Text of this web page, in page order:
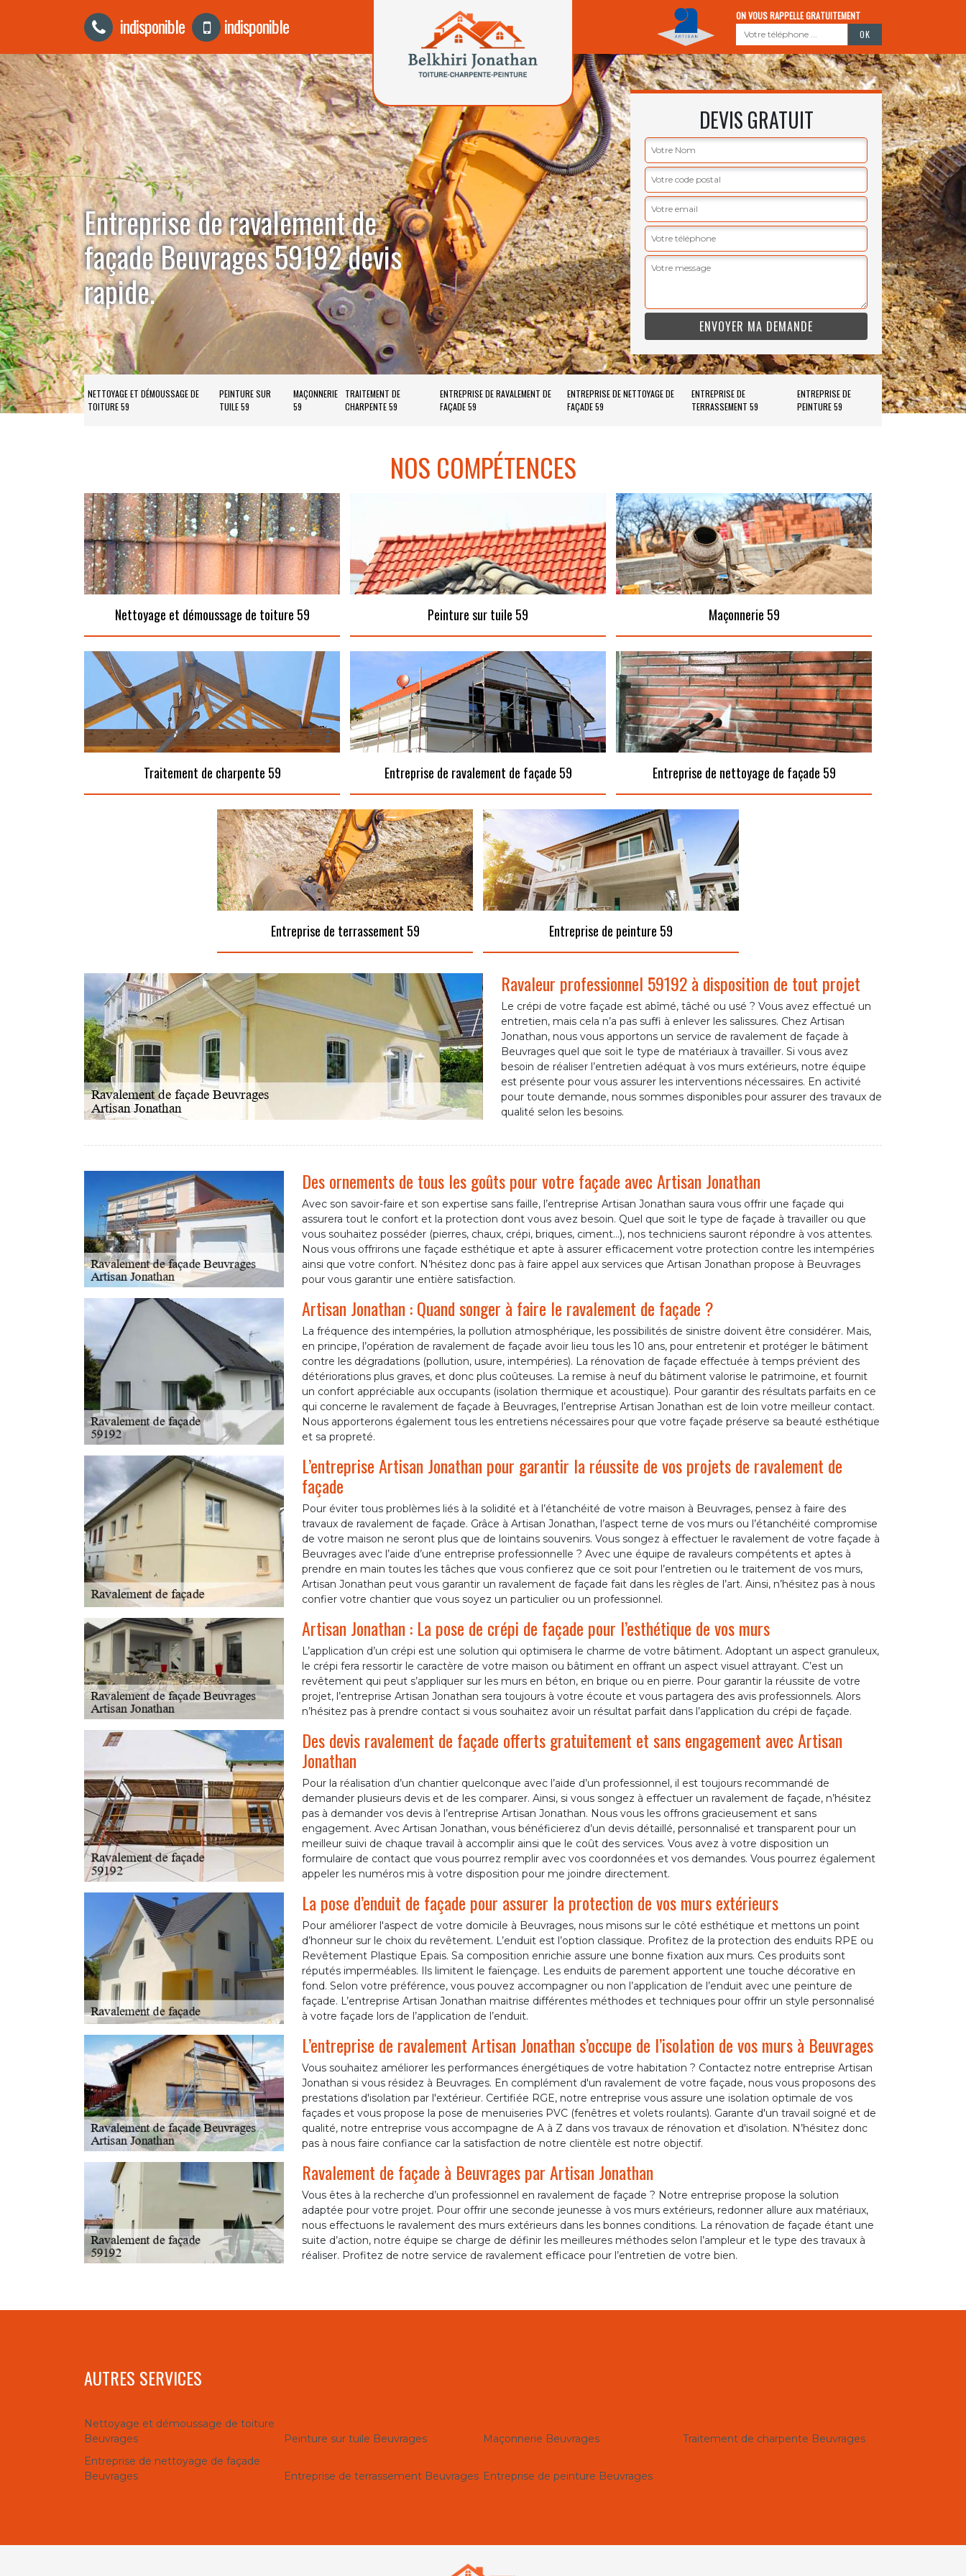
indisponible indisponible ON VOUS RAPPELLE GRATUITEMENT
Entreprise de ravalement de
façade Beuvrages 59192 devis
rapide.
DEVIS GRATUIT
NETTOYAGE ET DÉMOUSSAGE DE
TOITURE 59
PEINTURE SUR
TUILE 59
MAÇONNERIE
59
TRAITEMENT DE
CHARPENTE 59
ENTREPRISE DE RAVALEMENT DE
FAÇADE 59
ENTREPRISE DE NETTOYAGE DE
FAÇADE 59
ENTREPRISE DE
TERRASSEMENT 59
ENTREPRISE DE
PEINTURE 59
NOS COMPÉTENCES
Nettoyage et démoussage de toiture 59 Peinture sur tuile 59 Maçonnerie 59
Traitement de charpente 59 Entreprise de ravalement de façade 59 Entreprise de nettoyage de façade 59
Entreprise de terrassement 59 Entreprise de peinture 59
Ravaleur professionnel 59192 à disposition de tout projet
Le crépi de votre façade est abîmé, tâché ou usé ? Vous avez effectué un
entretien, mais cela n’a pas suffi à enlever les salissures. Chez Artisan
Jonathan, nous vous apportons un service de ravalement de façade à
Beuvrages quel que soit le type de matériaux à travailler. Si vous avez
besoin de réaliser l’entretien adéquat à vos murs extérieurs, notre équipe
est présente pour vous assurer les interventions nécessaires. En activité
pour toute demande, nous sommes disponibles pour assurer des travaux de
qualité selon les besoins.
Des ornements de tous les goûts pour votre façade avec Artisan Jonathan
Avec son savoir-faire et son expertise sans faille, l’entreprise Artisan Jonathan saura vous offrir une façade qui
assurera tout le confort et la protection dont vous avez besoin. Quel que soit le type de façade à travailler ou que
vous souhaitez posséder (pierres, chaux, crépi, briques, ciment…), nos techniciens sauront répondre à vos attentes.
Nous vous offrirons une façade esthétique et apte à assurer efficacement votre protection contre les intempéries
ainsi que votre confort. N’hésitez donc pas à faire appel aux services que Artisan Jonathan propose à Beuvrages
pour vous garantir une entière satisfaction.
Artisan Jonathan : Quand songer à faire le ravalement de façade ?
La fréquence des intempéries, la pollution atmosphérique, les possibilités de sinistre doivent être considérer. Mais,
en principe, l’opération de ravalement de façade avoir lieu tous les 10 ans, pour entretenir et protéger le bâtiment
contre les dégradations (pollution, usure, intempéries). La rénovation de façade effectuée à temps prévient des
détériorations plus graves, et donc plus coûteuses. La remise à neuf du bâtiment valorise le patrimoine, et fournit
un confort appréciable aux occupants (isolation thermique et acoustique). Pour garantir des résultats parfaits en ce
qui concerne le ravalement de façade à Beuvrages, l’entreprise Artisan Jonathan est de loin votre meilleur contact.
Nous apporterons également tous les entretiens nécessaires pour que votre façade préserve sa beauté esthétique
et sa propreté.
L’entreprise Artisan Jonathan pour garantir la réussite de vos projets de ravalement de
façade
Pour éviter tous problèmes liés à la solidité et à l’étanchéité de votre maison à Beuvrages, pensez à faire des
travaux de ravalement de façade. Grâce à Artisan Jonathan, l’aspect terne de vos murs ou l’étanchéité compromise
de votre maison ne seront plus que de lointains souvenirs. Vous songez à effectuer le ravalement de votre façade à
Beuvrages avec l’aide d’une entreprise professionnelle ? Avec une équipe de ravaleurs compétents et aptes à
prendre en main toutes les tâches que vous confierez que ce soit pour l’entretien ou le traitement de vos murs,
Artisan Jonathan peut vous garantir un ravalement de façade fait dans les règles de l’art. Ainsi, n’hésitez pas à nous
confier votre chantier que vous soyez un particulier ou un professionnel.
Artisan Jonathan : La pose de crépi de façade pour l’esthétique de vos murs
L’application d’un crépi est une solution qui optimisera le charme de votre bâtiment. Adoptant un aspect granuleux,
le crépi fera ressortir le caractère de votre maison ou bâtiment en offrant un aspect visuel attrayant. C’est un
revêtement qui peut s’appliquer sur les murs en béton, en brique ou en pierre. Pour garantir la réussite de votre
projet, l’entreprise Artisan Jonathan sera toujours à votre écoute et vous partagera des avis professionnels. Alors
n’hésitez pas à prendre contact si vous souhaitez avoir un résultat parfait dans l’application du crépi de façade.
Des devis ravalement de façade offerts gratuitement et sans engagement avec Artisan
Jonathan
Pour la réalisation d’un chantier quelconque avec l’aide d’un professionnel, il est toujours recommandé de
demander plusieurs devis et de les comparer. Ainsi, si vous songez à effectuer un ravalement de façade, n’hésitez
pas à demander vos devis à l’entreprise Artisan Jonathan. Nous vous les offrons gracieusement et sans
engagement. Avec Artisan Jonathan, vous bénéficierez d’un devis détaillé, personnalisé et transparent pour un
meilleur suivi de chaque travail à accomplir ainsi que le coût des services. Vous avez à votre disposition un
formulaire de contact que vous pourrez remplir avec vos coordonnées et vos demandes. Vous pourrez également
appeler les numéros mis à votre disposition pour me joindre directement.
La pose d’enduit de façade pour assurer la protection de vos murs extérieurs
Pour améliorer l'aspect de votre domicile à Beuvrages, nous misons sur le côté esthétique et mettons un point
d’honneur sur le choix du revêtement. L’enduit est l’option classique. Profitez de la protection des enduits RPE ou
Revêtement Plastique Epais. Sa composition enrichie assure une bonne fixation aux murs. Ces produits sont
réputés imperméables. Ils limitent le faïençage. Les enduits de parement apportent une touche décorative en
fond. Selon votre préférence, vous pouvez accompagner ou non l’application de l’enduit avec une peinture de
façade. L’entreprise Artisan Jonathan maitrise différentes méthodes et techniques pour offrir un style personnalisé
à votre façade lors de l’application de l’enduit.
L’entreprise de ravalement Artisan Jonathan s’occupe de l’isolation de vos murs à Beuvrages
Vous souhaitez améliorer les performances énergétiques de votre habitation ? Contactez notre entreprise Artisan
Jonathan si vous résidez à Beuvrages. En complément d'un ravalement de votre façade, nous vous proposons des
prestations d'isolation par l'extérieur. Certifiée RGE, notre entreprise vous assure une isolation optimale de vos
façades et vous propose la pose de menuiseries PVC (fenêtres et volets roulants). Garante d'un travail soigné et de
qualité, notre entreprise vous accompagne de A à Z dans vos travaux de rénovation et d'isolation. N’hésitez donc
pas à nous faire confiance car la satisfaction de notre clientèle est notre objectif.
Ravalement de façade à Beuvrages par Artisan Jonathan
Vous êtes à la recherche d’un professionnel en ravalement de façade ? Notre entreprise propose la solution
adaptée pour votre projet. Pour offrir une seconde jeunesse à vos murs extérieurs, redonner allure aux matériaux,
nous effectuons le ravalement des murs extérieurs dans les bonnes conditions. La rénovation de façade étant une
suite d’action, notre équipe se charge de définir les meilleures méthodes selon l’ampleur et le type des travaux à
réaliser. Profitez de notre service de ravalement efficace pour l’entretien de votre bien.
AUTRES SERVICES
Nettoyage et démoussage de toiture
Beuvrages
Peinture sur tuile Beuvrages Maçonnerie Beuvrages
Traitement de charpente Beuvrages
Entreprise de nettoyage de façade
Beuvrages
Entreprise de terrassement Beuvrages Entreprise de peinture Beuvrages